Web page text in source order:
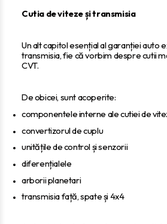
Cutia de viteze și transmisia
Un alt capitol esențial al garanției auto
transmisia, fie că vorbim despre cutii
CVT.
De obicei, sunt acoperite:
componentele interne ale cutiei de
convertizorul de cuplu
unitățile de control și senzorii
diferențialele
arborii planetari
transmisia față, spate și 4x4